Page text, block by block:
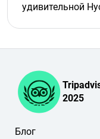
удивительной
2025
Блог